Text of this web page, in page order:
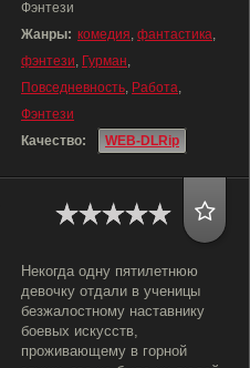
Фэнтези
Жанры: комедия, фантастика,
фэнтези, Гурман,
Повседневность, Работа,
Фэнтези
Качество:
WEB-DLRip
Некогда одну пятилетнюю
девочку отдали в ученицы
безжалостному наставнику
боевых искусств,
проживающему в горной